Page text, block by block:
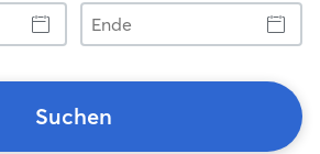
Ende
Suchen